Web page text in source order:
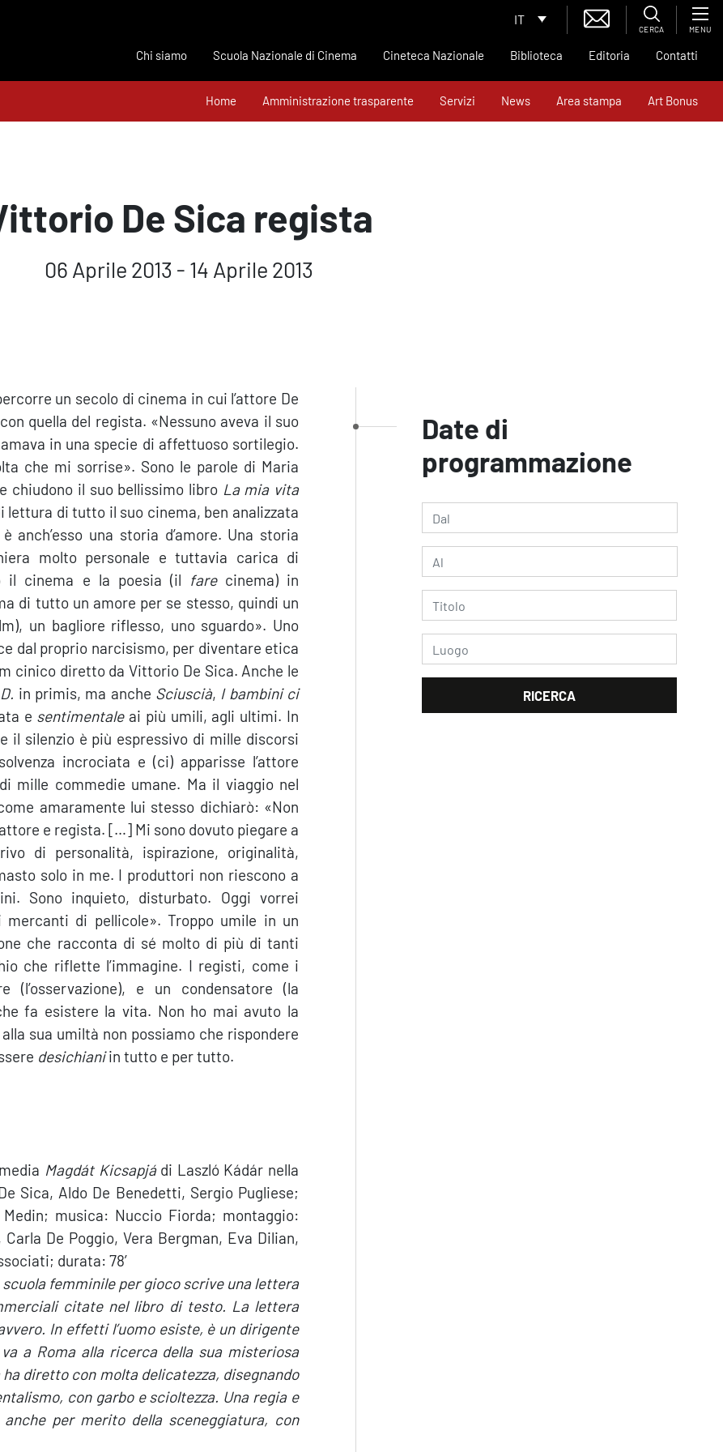
IT
CERCA MENU
Chi siamo Scuola Nazionale di Cinema Cineteca Nazionale Biblioteca Editoria Contatti
Home Amministrazione trasparente Servizi News Area stampa Art Bonus
De Sica regista
06 Aprile 2013 - 14 Aprile 2013
un secolo di cinema in cui l’attore De
quella del regista. «Nessuno aveva il suo
in una specie di affettuoso sortilegio.
che mi sorrise». Sono le parole di Maria
chiudono il suo bellissimo libro La mia vita
di tutto il suo cinema, ben analizzata
una storia d’amore. Una storia
molto personale e tuttavia carica di
il cinema e la poesia (il farecinema) in
di tutto un amore per se stesso, quindi un
un bagliore riflesso, uno sguardo». Uno
dal proprio narcisismo, per diventare etica
cinico diretto da Vittorio De Sica. Anche le
in primis, ma anche Sciuscià, I bambini ci
e sentimentaleai più umili, agli ultimi. In
il silenzio è più espressivo di mille discorsi
incrociata e (ci) apparisse l’attore
mille commedie umane. Ma il viaggio nel
amaramente lui stesso dichiarò: «Non
e regista. […] Mi sono dovuto piegare a
di personalità, ispirazione, originalità,
solo in me. I produttori non riescono a
Sono inquieto, disturbato. Oggi vorrei
di pellicole». Troppo umile in un
che racconta di sé molto di più di tanti
che riflette l’immagine. I registi, come i
e un condensatore (la
fa esistere la vita. Non ho mai avuto la
sua umiltà non possiamo che rispondere
desichianiin tutto e per tutto.
Magdát Kicsapjádi Laszló Kádár nella
Sica, Aldo De Benedetti, Sergio Pugliese;
musica: Nuccio Fiorda; montaggio:
De Poggio, Vera Bergman, Eva Dilian,
durata: 78′
femminile per gioco scrive una lettera
citate nel libro di testo. La lettera
In effetti l’uomo esiste, è un dirigente
a Roma alla ricerca della sua misteriosa
diretto con molta delicatezza, disegnando
con garbo e scioltezza. Una regia e
per merito della sceneggiatura, con
Date di
programmazione